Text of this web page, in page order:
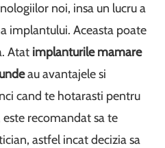
noi, insa un lucru a
implantului. Aceasta poate
Atat implanturile mamare
au avantajele si
cand te hotarasti pentru
recomandat sa te
astfel incat decizia sa